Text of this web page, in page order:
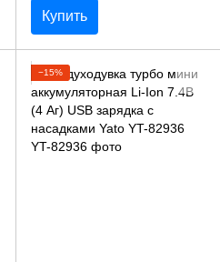
Yato YT-85191
Купить
−15%